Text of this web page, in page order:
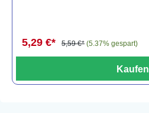
5,29 €* 5,59 €* (5.37% gespart)
Kaufen